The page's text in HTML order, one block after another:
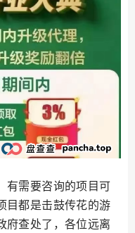
有需要咨询的项目可
目都是击鼓传花的游
府查处了，各位远离